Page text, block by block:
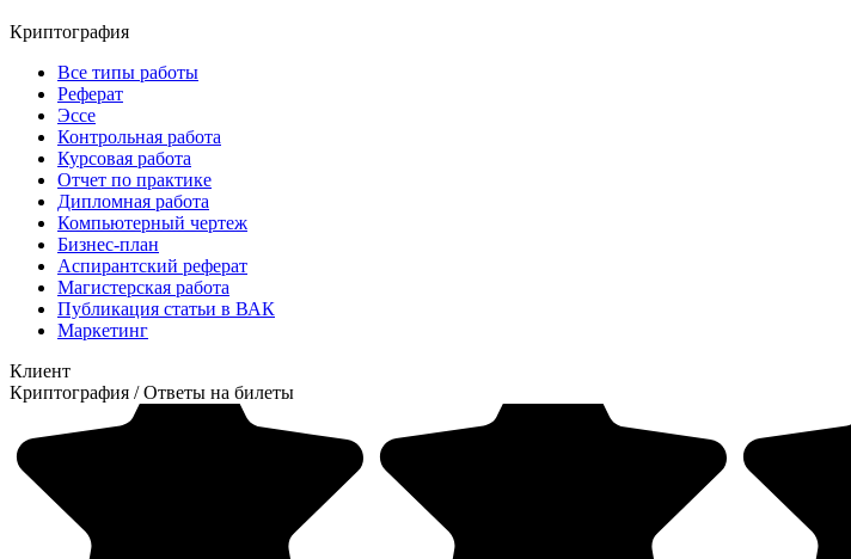
Криптография
Все типы работы
Реферат
Эссе
Контрольная работа
Курсовая работа
Отчет по практике
Дипломная работа
Компьютерный чертеж
Бизнес-план
Аспирантский реферат
Магистерская работа
Публикация статьи в ВАК
Маркетинг
Клиент
Криптография /Ответы на билеты